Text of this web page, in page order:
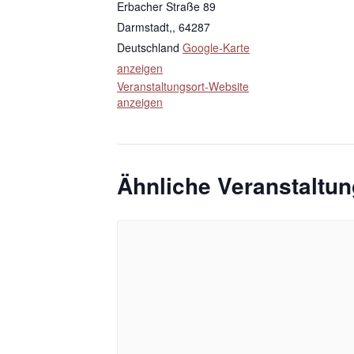
Erbacher Straße 89
Darmstadt,, 64287
Deutschland Google-Karte
anzeigen
Veranstaltungsort-Website
anzeigen
Ähnliche